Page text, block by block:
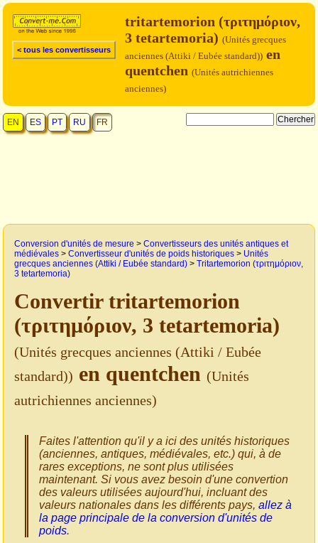
< tous les convertisseurs
tritartemorion (τριτημόριον,
3 tetartemoria) (Unités grecques
anciennes (Attiki / Eubée standard)) en
quentchen (Unités autrichiennes
anciennes)
EN ES PT RU FR
Conversion d'unités de mesure > Convertisseurs des unités antiques et
médiévales > Convertisseur d'unités de poids historiques > Unités
grecques anciennes (Attiki / Eubée standard) > Tritartemorion (τριτημόριον,
3 tetartemoria)
Convertir tritartemorion
(τριτημόριον, 3 tetartemoria)
(Unités grecques anciennes (Attiki / Eubée
standard)) en quentchen (Unités
autrichiennes anciennes)
Faites l'attention qu'il y a ici des unités historiques
(anciennes, antiques, médiévales, etc.) qui, à de
rares exceptions, ne sont plus utilisées
maintenant. Si vous avez besoin d'une convertion
des valeurs utilisées aujourd'hui, incluant des
valeurs nationales dans les différents pays, allez à
la page principale de la conversion d'unités de
poids.